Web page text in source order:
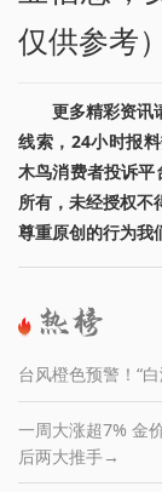
仅供参考）
更多精彩资讯
线索，24小时报
木鸟消费者投诉平
所有，未经授权
尊重原创的行为我
台风橙色预警！“
一周大涨超7% 金
后两大推手→